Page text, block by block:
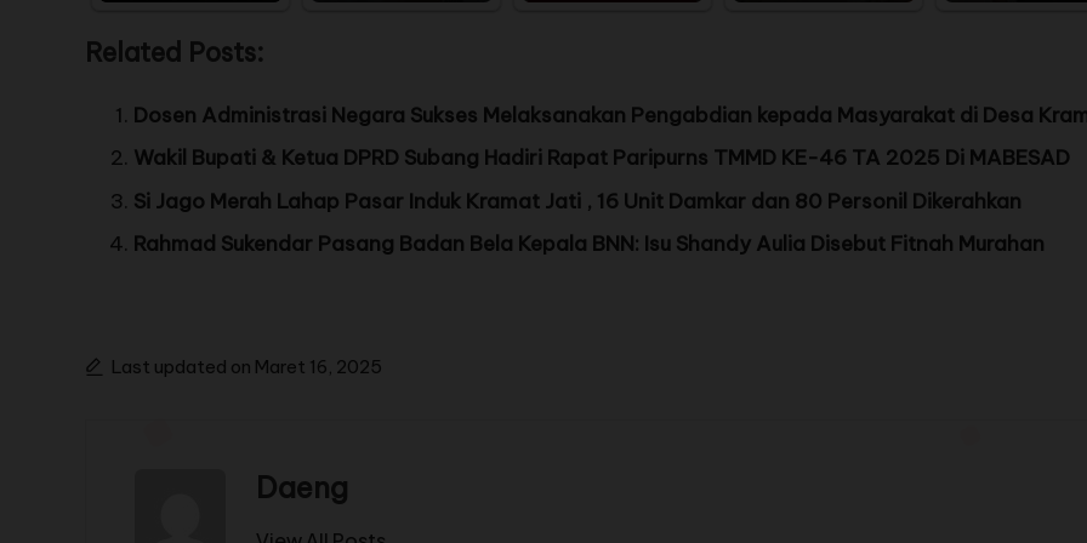
Related Posts:
Dosen Administrasi Negara Sukses Melaksanakan Pengabdian kepada Masyarakat di Desa
Wakil Bupati & Ketua DPRD Subang Hadiri Rapat Paripurns TMMD KE-46 TA 2025 Di MABESAD
Si Jago Merah Lahap Pasar Induk Kramat Jati , 16 Unit Damkar dan 80 Personil Dikerahkan
Rahmad Sukendar Pasang Badan Bela Kepala BNN: Isu Shandy Aulia Disebut Fitnah Murahan
Last updated on Maret 16, 2025
Daeng